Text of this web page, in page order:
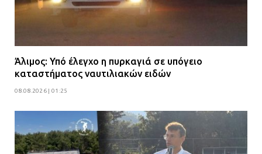
Άλιμος: Υπό έλεγχο η πυρκαγιά σε υπόγειο
καταστήματος ναυτιλιακών ειδών
08.08.2026 | 01:25